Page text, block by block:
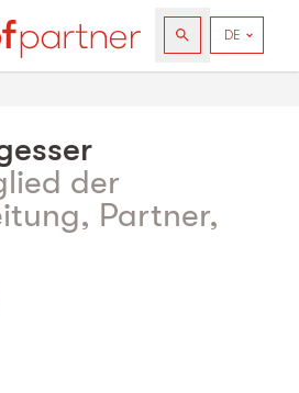
der
Partner,